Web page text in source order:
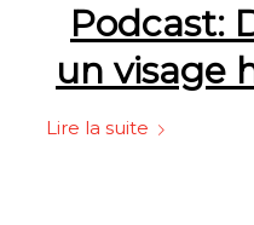
Podcast:
un visage
Lire la suite